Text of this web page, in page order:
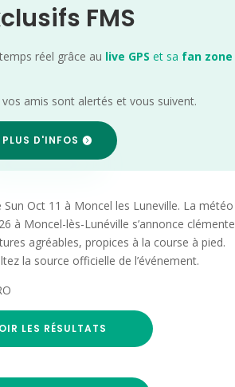
FMS
réel grâce au live GPS et sa fan zone
vos amis sont alertés et vous suivent.
PLUS D'INFOS
Oct 11 à Moncel les Luneville. La météo
à Moncel-lès-Lunéville s’annonce clémente
agréables, propices à la course à pied.
la source officielle de l’événement.
LES RÉSULTATS